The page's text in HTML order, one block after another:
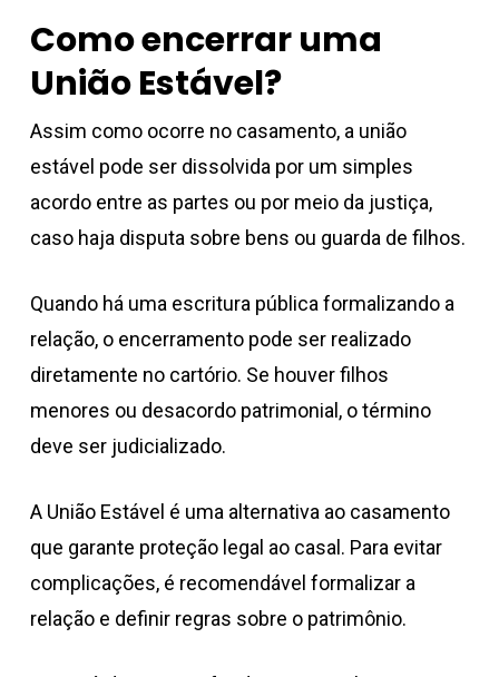
Como encerrar uma
União Estável?
Assim como ocorre no casamento, a união
estável pode ser dissolvida por um simples
acordo entre as partes ou por meio da justiça,
caso haja disputa sobre bens ou guarda de filhos.
Quando há uma escritura pública formalizando a
relação, o encerramento pode ser realizado
diretamente no cartório. Se houver filhos
menores ou desacordo patrimonial, o término
deve ser judicializado.
A União Estável é uma alternativa ao casamento
que garante proteção legal ao casal. Para evitar
complicações, é recomendável formalizar a
relação e definir regras sobre o patrimônio.